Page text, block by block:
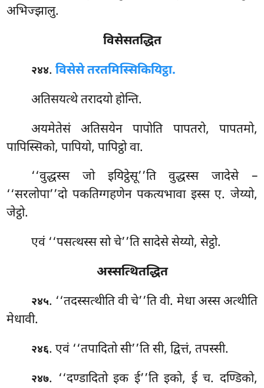
अभिज्झालु.
विसेसतद्धित
२४४.विसेसे तरतमिस्सिकियिट्ठा.
अतिसयत्थे तरादयो होन्ति.
अयमेतेसंअतिसयेन पापोति पापतरो, पापतमो,
पापिस्सिको, पापियो, पापिट्ठो वा.
‘‘वुद्धस्स जो इयिट्ठेसू’’ति वुद्धस्स जादेसे –
‘‘सरलोपा’’दो पकतिग्गहणेन पकत्यभावा इस्स ए. जेय्यो,
जेट्ठो.
एवं ‘‘पसत्थस्स सो चे’’ति सादेसे सेय्यो, सेट्ठो.
अस्सत्थितद्धित
२४५. ‘‘तदस्सत्थीतिवी चे’’ति वी. मेधा अस्स अत्थीति
मेधावी.
२४६. एवं ‘‘तपादितो सी’’ति सी, द्वित्तं, तपस्सी.
२४७. ‘‘दण्डादितोइक ई’’ति इको, ई च. दण्डिको,